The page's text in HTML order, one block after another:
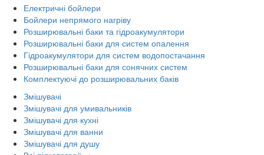
Електричні бойлери
Бойлери непрямого нагріву
Розширювальні баки та гідроакумулятори
Розширювальні баки для систем опалення
Гідроакумулятори для систем водопостачання
Розширювальні баки для сонячних систем
Комплектуючі до розширювальних баків
Змішувачі
Змішувачі для умивальників
Змішувачі для кухні
Змішувачі для ванни
Змішувачі для душу